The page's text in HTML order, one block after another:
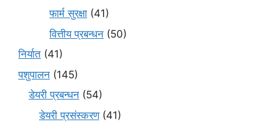
फार्म सुरक्षा (41)
वित्तीय प्रबन्धन (50)
निर्यात (41)
पशुपालन (145)
डेयरी प्रबन्धन (54)
डेयरी प्रसंस्करण(41)